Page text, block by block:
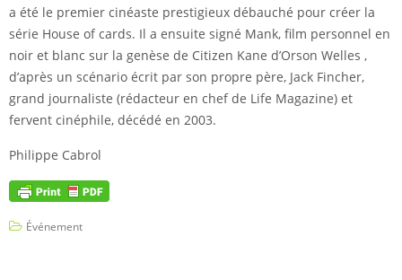
a été le premier cinéaste prestigieux débauché pour créer la
série House of cards. Il a ensuite signé Mank, film personnel en
noir et blanc sur la genèse de Citizen Kane d’Orson Welles ,
d’après un scénario écrit par son propre père, Jack Fincher,
grand journaliste (rédacteur en chef de Life Magazine) et
fervent cinéphile, décédé en 2003.
Philippe Cabrol
Événement